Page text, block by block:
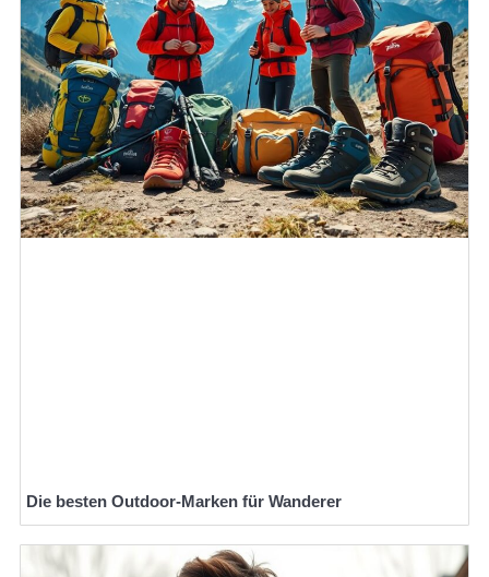
Die besten Outdoor-Marken für Wanderer